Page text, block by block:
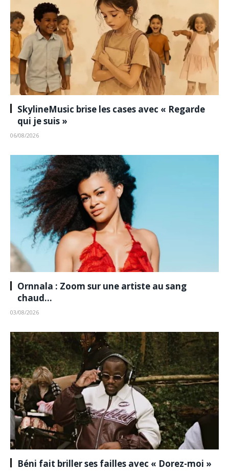
SkylineMusic brise les cases avec « Regarde
qui je suis »
06/08/2026
Ornnala : Zoom sur une artiste au sang
chaud…
03/08/2026
Béni fait briller ses failles avec « Dorez-moi »